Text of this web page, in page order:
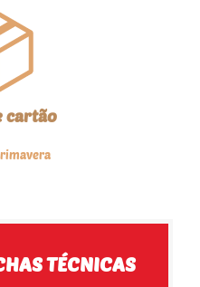
cartão
TÉCNICAS